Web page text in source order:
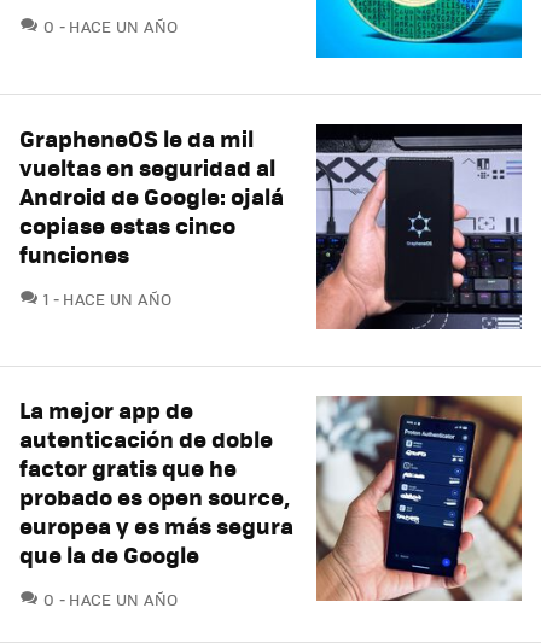
0 COMENTARIOS
HACE UN AÑO
GrapheneOS le da mil
vueltas en seguridad al
Android de Google: ojalá
copiase estas cinco
funciones
1 COMENTARIOS
HACE UN AÑO
La mejor app de
autenticación de doble
factor gratis que he
probado es open source,
europea y es más segura
que la de Google
0 COMENTARIOS
HACE UN AÑO